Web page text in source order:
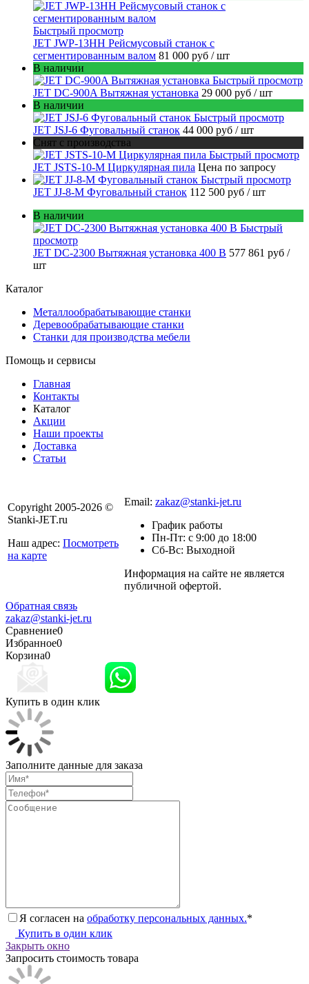
Быстрый просмотр
JET JWP-13HH Рейсмусовый станок с
сегментированным валом 81 000 руб / шт
В наличии
Быстрый просмотр
JET DC-900A Вытяжная установка 29 000 руб / шт
В наличии
Быстрый просмотр
JET JSJ-6 Фуговальный станок 44 000 руб / шт
Снят с производства
Быстрый просмотр
JET JSTS-10-M Циркулярная пила Цена по запросу
Быстрый просмотр
JET JJ-8-M Фуговальный станок 112 500 руб / шт
В наличии
Быстрый
просмотр
JET DC-2300 Вытяжная установка 400 В 577 861 руб /
шт
Каталог
Металлообрабатывающие станки
Деревообрабатывающие станки
Станки для производства мебели
Помощь и сервисы
Главная
Контакты
Каталог
Акции
Наши проекты
Доставка
Статьи
Copyright 2005-2026 ©
Stanki-JET.ru
Наш адрес: Посмотреть
на карте
Email: zakaz@stanki-jet.ru
График работы
Пн-Пт: с 9:00 до 18:00
Сб-Вс: Выходной
Информация на сайте не является
публичной офертой.
Обратная связь
zakaz@stanki-jet.ru
Сравнение0
Избранное0
Корзина0
Купить в один клик
Заполните данные для заказа
Я согласен на обработку персональных данных.*
Купить в один клик
Закрыть окно
Запросить стоимость товара